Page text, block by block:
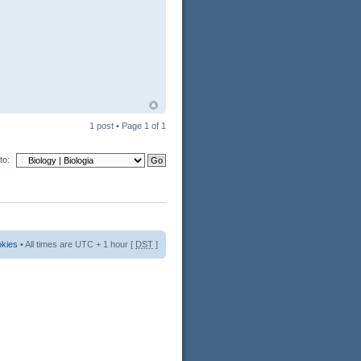
1 post • Page 1 of 1
• All times are UTC + 1 hour [ DST ]